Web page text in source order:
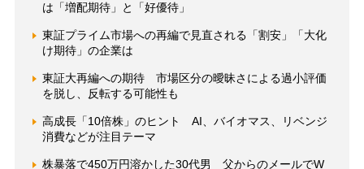
は「増配期待」と「好優待」
東証プライム市場への再編で見直される「割安」「大化
け期待」の企業は
東証大再編への期待 市場区分の曖昧さによる過小評価
を脱し、反転する可能性も
高成長「10倍株」のヒント AI、バイオマス、リベンジ
消費などが注目テーマ
株暴落で450万円溶かした30代男 父からのメールでW